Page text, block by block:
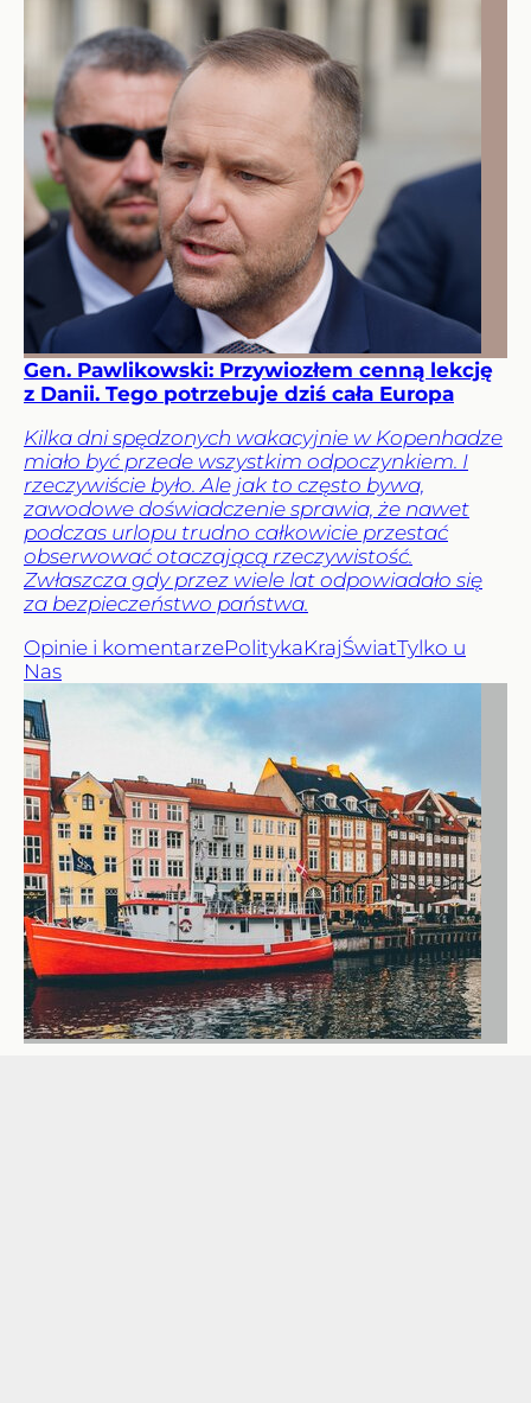
Gen. Pawlikowski: Przywiozłem cenną lekcję
z Danii. Tego potrzebuje dziś cała Europa
Kilka dni spędzonych wakacyjnie w Kopenhadze
miało być przede wszystkim odpoczynkiem. I
rzeczywiście było. Ale jak to często bywa,
zawodowe doświadczenie sprawia, że nawet
podczas urlopu trudno całkowicie przestać
obserwować otaczającą rzeczywistość.
Zwłaszcza gdy przez wiele lat odpowiadało się
za bezpieczeństwo państwa.
Opinie i komentarzePolitykaKrajŚwiatTylko u
Nas